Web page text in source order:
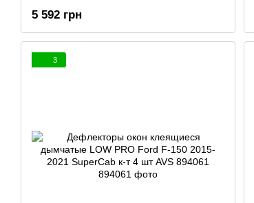
2017 - 2020 AVS 25637
5 592 грн
3